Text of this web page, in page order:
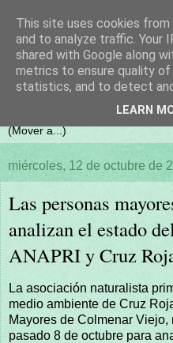
miércoles, 12 de octubre de
Las personas
analizan el estado
ANAPRI y Cruz
La asociación naturalista
medio ambiente de Cruz
Mayores de Colmenar
pasado 8 de octubre para
This site uses cookies
and to analyze traffic. Your
shared with Google along
metrics to ensure quality of
statistics, and to detect
LEARN